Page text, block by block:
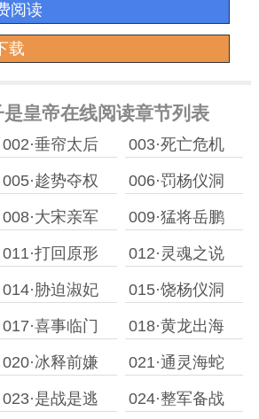
阅读
载
皇帝在线阅读章节列表
002·垂帘太后 003·死亡危机
005·趁势夺权 006·罚杨仪洞
008·大宋亲军 009·猛将岳鹏
011·打回原形 012·灵魂之说
014·胁迫淑妃 015·饶杨仪洞
017·喜事临门 018·黄龙出海
020·冰释前嫌 021·通灵海蛇
023·是战是逃 024·整军备战